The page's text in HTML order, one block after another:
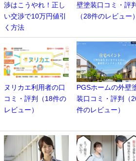
渉はこうやれ！正し
い交渉で10万円値引
く方法
壁塗装口コミ・評判
（28件のレビュー）
ヌリカエ利用者の口
コミ・評判（18件の
レビュー）
PGSホームの外壁
装口コミ・評判（
件のレビュー）